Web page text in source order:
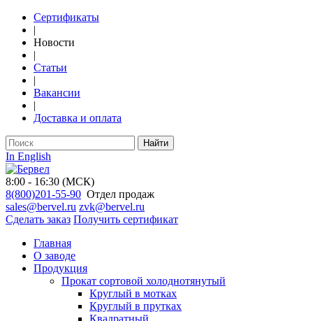
Сертификаты
|
Новости
|
Статьи
|
Вакансии
|
Доставка и оплата
Найти
In English
8:00 - 16:30 (МСК)
8(800)201-55-90 Отдел продаж
sales@bervel.ru zvk@bervel.ru
Сделать заказ Получить сертификат
Главная
О заводе
Продукция
Прокат сортовой холоднотянутый
Круглый в мотках
Круглый в прутках
Квадратный